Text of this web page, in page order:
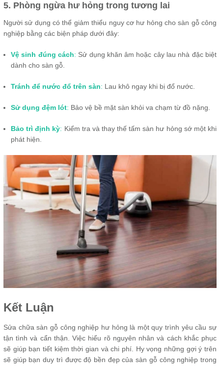
5. Phòng ngừa hư hỏng trong tương lai
Người sử dụng có thể giảm thiểu nguy cơ hư hỏng cho sàn gỗ công
nghiệp bằng các biện pháp dưới đây:
Vệ sinh đúng cách: Sử dụng khăn âm hoặc cây lau nhà đặc biệt
dành cho sàn gỗ.
Tránh để nước đổ trên sàn: Lau khô ngay khi bị đổ nước.
Sử dụng đệm lót: Bảo vệ bề mặt sàn khỏi va chạm từ đồ nặng.
Bảo trì định kỳ: Kiểm tra và thay thế tấm sàn hư hỏng sớ một khi
phát hiện.
Kết Luận
Sửa chữa sàn gỗ công nghiệp hư hỏng là một quy trình yêu cầu sự
tận tình và cẩn thận. Việc hiểu rõ nguyên nhân và cách khắc phục
sẽ giúp bạn tiết kiệm thời gian và chi phí. Hy vọng những gợi ý trên
sẽ giúp bạn duy trì được độ bền đẹp của sàn gỗ công nghiệp trong